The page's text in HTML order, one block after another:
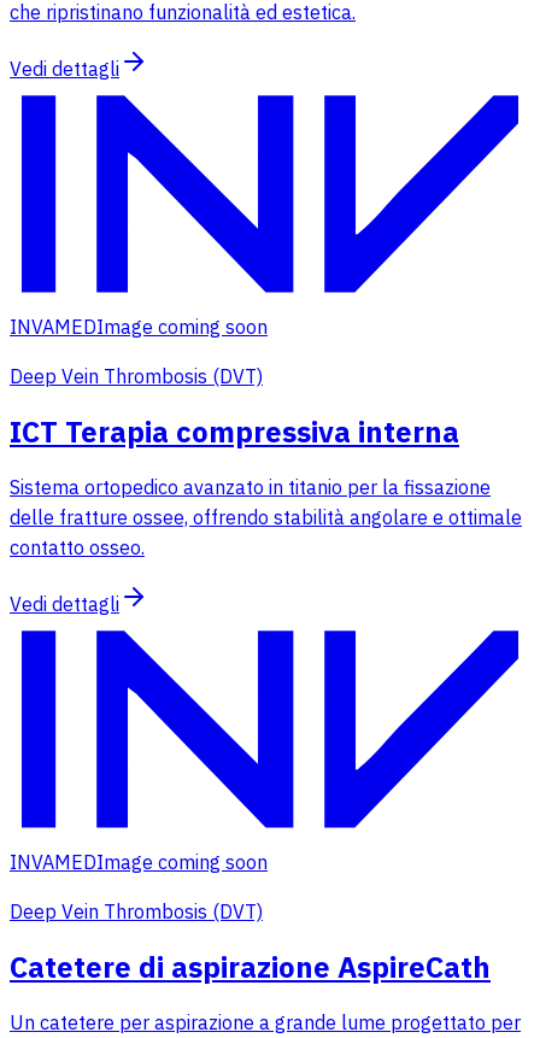
che ripristinano funzionalità ed estetica.
Vedi dettagli
INVAMEDImage coming soon
Deep Vein Thrombosis (DVT)
ICT Terapia compressiva interna
Sistema ortopedico avanzato in titanio per la fissazione
delle fratture ossee, offrendo stabilità angolare e ottimale
contatto osseo.
Vedi dettagli
INVAMEDImage coming soon
Deep Vein Thrombosis (DVT)
Catetere di aspirazione AspireCath
Un catetere per aspirazione a grande lume progettato per